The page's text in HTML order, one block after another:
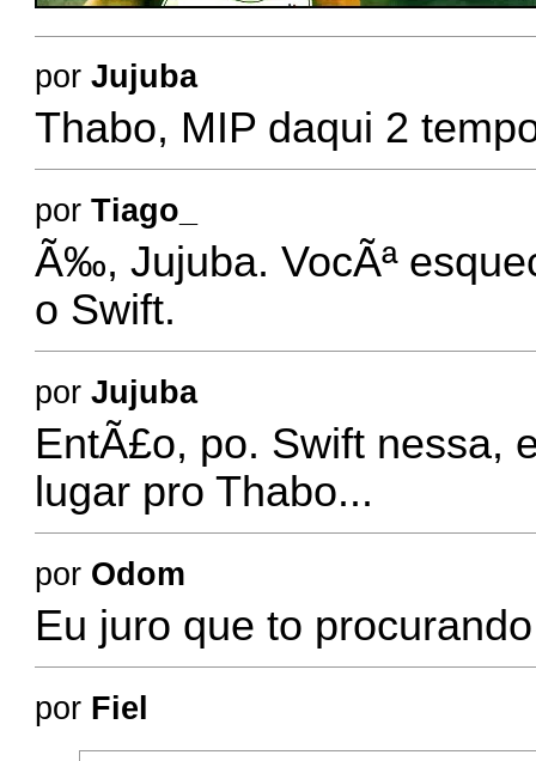
porJujuba
Thabo, MIP daqui 2
porTiago_
Ã‰, Jujuba. VocÃª
o Swift.
porJujuba
EntÃ£o, po. Swift nessa,
lugar pro Thabo...
por Odom
Eu juro que to
por Fiel